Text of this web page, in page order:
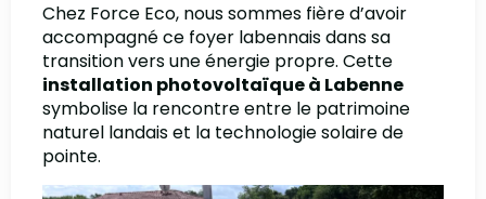
Chez Force Eco, nous sommes fière d’avoir
accompagné ce foyer labennais dans sa
transition vers une énergie propre. Cette
installation photovoltaïque à Labenne
symbolise la rencontre entre le patrimoine
naturel landais et la technologie solaire de
pointe.